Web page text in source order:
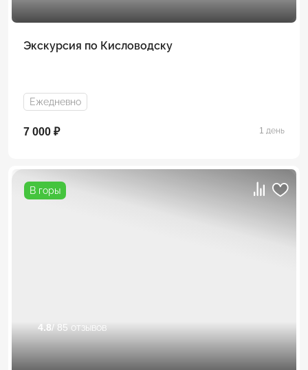
Экскурсия по Кисловодску
Ежедневно
7 000 ₽ 1 день
В горы
4.8/ 85 отзывов